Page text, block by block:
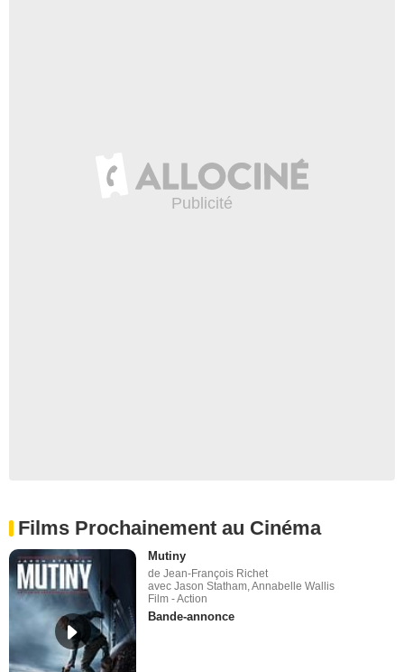
Films Prochainement au Cinéma
Mutiny
de Jean-François Richet
avec Jason Statham, Annabelle Wallis
Film - Action
Bande-annonce